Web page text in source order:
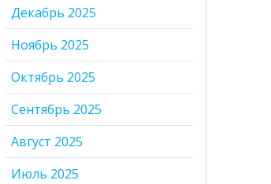
Декабрь 2025
Ноябрь 2025
Октябрь 2025
Сентябрь 2025
Август 2025
Июль 2025